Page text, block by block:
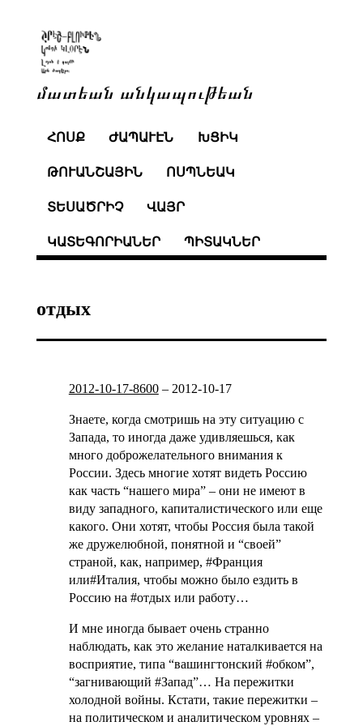
մատեան անկապութեան
ՀՈՍՔ ԺԱՊԱՒԷՆ ԽՑԻԿ
ԹՈՒԱՆՇԱՅԻՆ ՈՍՊՆԵԱԿ
ՏԵՍԱԾՐԻՉ ՎԱՅՐ
ԿԱՏԵԳՈՐԻԱՆԵՐ ՊԻՏԱԿՆԵՐ
отдых
2012-10-17-8600– 2012-10-17
Знаете, когда смотришь на эту ситуацию с
Запада, то иногда даже удивляешься, как
много доброжелательного внимания к
России. Здесь многие хотят видеть Россию
как часть “нашего мира” – они не имеют в
виду западного, капиталистического или еще
какого. Они хотят, чтобы Россия была такой
же дружелюбной, понятной и “своей”
страной, как, например, #Франция
или#Италия, чтобы можно было ездить в
Россию на #отдых или работу…
И мне иногда бывает очень странно
наблюдать, как это желание наталкивается на
восприятие, типа “вашингтонский #обком”,
“загнивающий #Запад”… На пережитки
холодной войны. Кстати, такие пережитки –
на политическом и аналитическом уровнях –